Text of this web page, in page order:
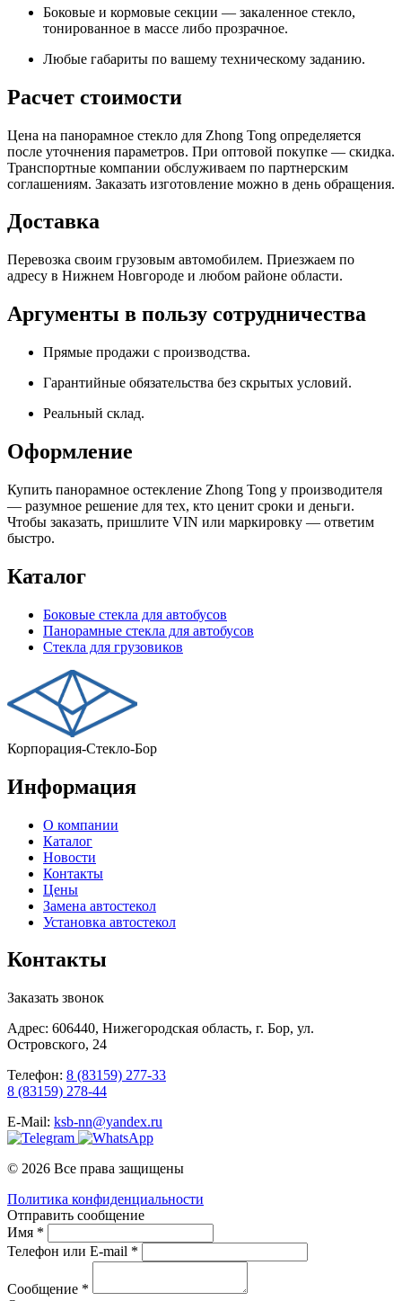
Боковые и кормовые секции — закаленное стекло,
тонированное в массе либо прозрачное.
Любые габариты по вашему техническому заданию.
Расчет стоимости
Цена на панорамное стекло для Zhong Tong определяется
после уточнения параметров. При оптовой покупке — скидка.
Транспортные компании обслуживаем по партнерским
соглашениям. Заказать изготовление можно в день обращения.
Доставка
Перевозка своим грузовым автомобилем. Приезжаем по
адресу в Нижнем Новгороде и любом районе области.
Аргументы в пользу сотрудничества
Прямые продажи с производства.
Гарантийные обязательства без скрытых условий.
Реальный склад.
Оформление
Купить панорамное остекление Zhong Tong у производителя
— разумное решение для тех, кто ценит сроки и деньги.
Чтобы заказать, пришлите VIN или маркировку — ответим
быстро.
Каталог
Боковые стекла для автобусов
Панорамные стекла для автобусов
Стекла для грузовиков
Корпорация-Стекло-Бор
Информация
О компании
Каталог
Новости
Контакты
Цены
Замена автостекол
Установка автостекол
Контакты
Заказать звонок
Адрес: 606440, Нижегородская область, г. Бор, ул.
Островского, 24
Телефон: 8 (83159) 277-33
8 (83159) 278-44
E-Mail: ksb-nn@yandex.ru
© 2026 Все права защищены
Политика конфиденциальности
Отправить сообщение
Имя *
Телефон или E-mail *
Сообщение *